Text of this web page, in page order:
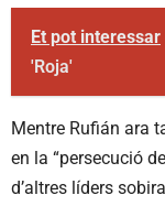
Et pot interessar
'Roja'
Mentre Rufián ara
en la “persecució
d’altres líders